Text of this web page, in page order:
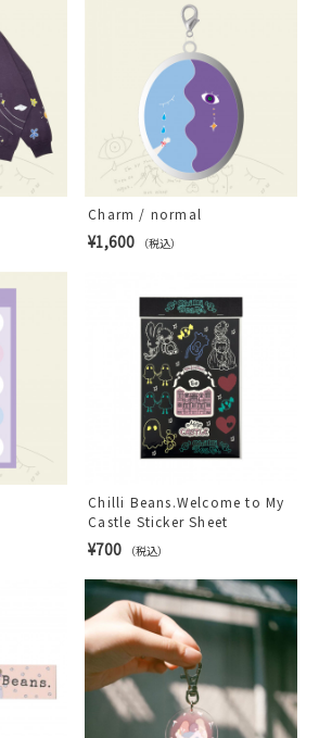
Charm / normal
¥1,600 （税込）
Chilli Beans.Welcome to My
Castle Sticker Sheet
¥700 （税込）